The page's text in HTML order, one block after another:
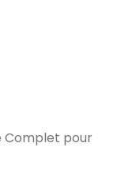
Complet pour